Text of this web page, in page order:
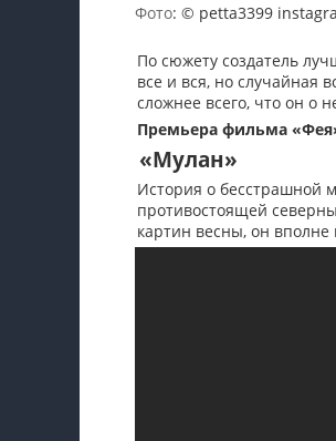
Фото: © petta3399
По сюжету создатель
все и вся, но случайная
сложнее всего, что он о
Премьера фильма
«Мулан»
История о бесстрашной
противостоящей
картин весны, он вполне